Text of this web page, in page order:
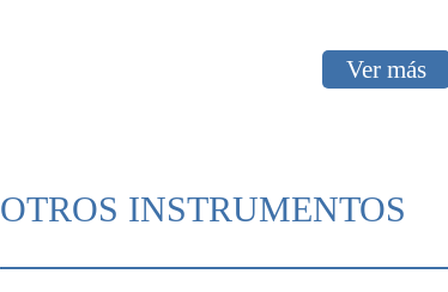
Ver más
OTROS INSTRUMENTOS